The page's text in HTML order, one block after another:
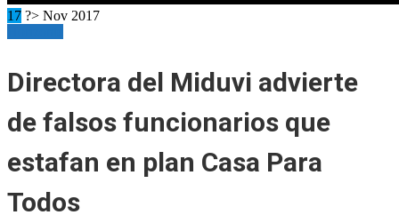
17 ?> Nov 2017
Directora del Miduvi advierte
de falsos funcionarios que
estafan en plan Casa Para
Todos